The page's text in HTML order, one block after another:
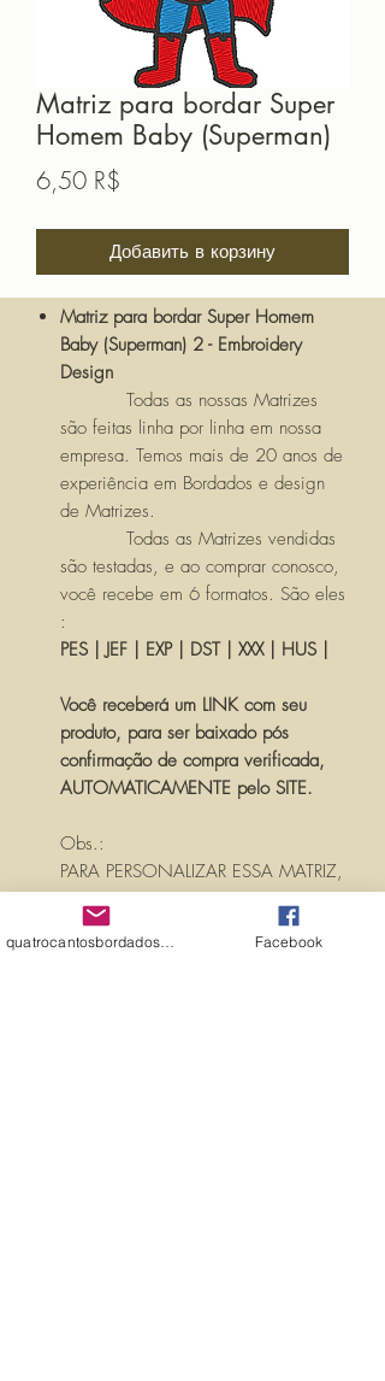
Matriz para bordar Super
Homem Baby (Superman)
6,50 R$
Добавить в корзину
Matriz para bordar Super Homem
Baby (Superman) 2 - Embroidery
Design
Todas as nossas Matrizes
são feitas linha por linha em nossa
empresa. Temos mais de 20 anos de
experiência em Bordados e design
de Matrizes.
Todas as Matrizes vendidas
são testadas, e ao comprar conosco,
você recebe em 6 formatos. São eles
:
PES | JEF | EXP | DST | XXX | HUS |
Você receberá um LINK com seu
produto, para ser baixado pós
confirmação de compra verificada,
AUTOMATICAMENTE pelo SITE.
Obs.:
PARA PERSONALIZAR ESSA MATRIZ,
ACRESCENTANDO TEXTOS OU
NOMES, É SÓ ENTRAR EM
CONTATO CONOSCO PELO
Facebook